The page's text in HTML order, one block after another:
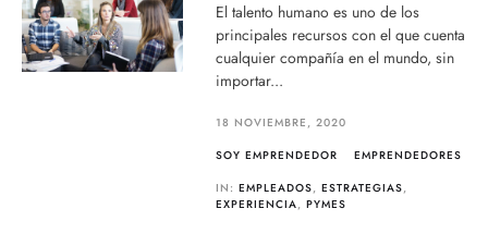
El talento humano es uno de los
principales recursos con el que cuenta
cualquier compañía en el mundo, sin
importar...
18 NOVIEMBRE, 2020
SOY EMPRENDEDOR
EMPRENDEDORES
IN:EMPLEADOS,ESTRATEGIAS,
EXPERIENCIA,PYMES